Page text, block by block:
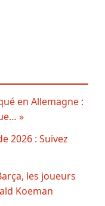
en Allemagne :
»
2026 : Suivez
les joueurs
Koeman